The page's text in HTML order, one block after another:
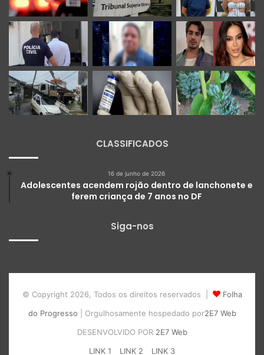
CLASSIFICADOS
16 de junho de 2026
Adolescentes acendem rojão dentro de lanchonete e
ferem criança de 7 anos no DF
Siga-nos
© Copyright 2026, Todos os direitos reservados |
Folha
do Progresso | Orgulhosamente hospedado por2E7 Web
DESENVOLVIDO POR 2E7 Web
LINK 1
LINK 2 LINK 3